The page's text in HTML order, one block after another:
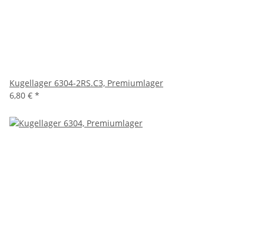
Kugellager 6304-2RS.C3, Premiumlager
6,80 € *